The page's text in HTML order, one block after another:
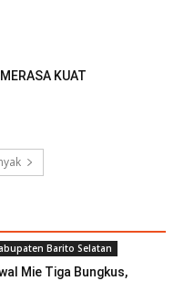
KUAT
Barito Selatan
Mie Tiga Bungkus,